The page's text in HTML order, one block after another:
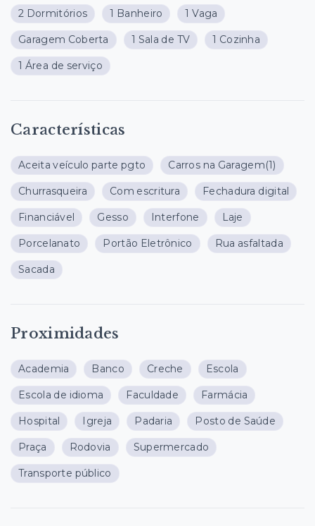
2 Dormitórios 1 Banheiro 1 Vaga
Garagem Coberta 1 Sala de TV 1 Cozinha
1 Área de serviço
Características
Aceita veículo parte pgto Carros na Garagem(1)
Churrasqueira Com escritura Fechadura digital
Financiável Gesso Interfone Laje
Porcelanato Portão Eletrônico Rua asfaltada
Sacada
Proximidades
Academia Banco Creche Escola
Escola de idioma Faculdade Farmácia
Hospital Igreja Padaria Posto de Saúde
Praça Rodovia Supermercado
Transporte público